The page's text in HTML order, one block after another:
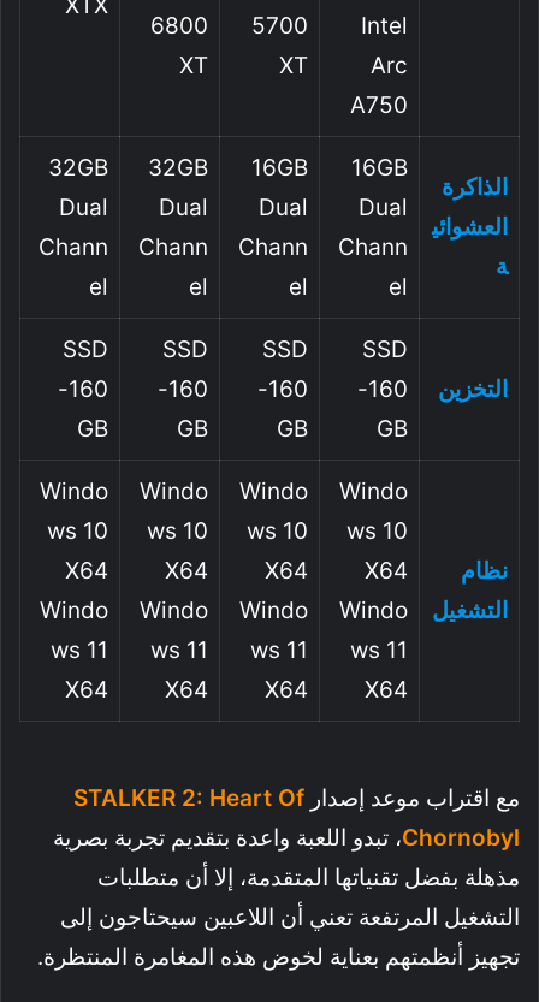
Intel
Arc
A750
5700
XT
6800
XT
الذاكرة
العشوائي
ة
16GB
Dual
Chann
El
16GB
Dual
Chann
El
32GB
Dual
Chann
El
32GB
Dual
Chann
El
التخزين
SSD
-160
GB
SSD
-160
GB
SSD
-160
GB
SSD
-160
GB
نظام
التشغيل
Windo
Ws 10
X64
Windo
Ws 11
X64
Windo
Ws 10
X64
Windo
Ws 11
X64
Windo
Ws 10
X64
Windo
Ws 11
X64
Windo
Ws 10
X64
Windo
Ws 11
X64
مع اقتراب موعد إصدار STALKER 2: Heart Of
Chornobyl، تبدو اللعبة واعدة بتقديم تجربة بصرية
مذهلة بفضل تقنياتها المتقدمة، إلا أن متطلبات
التشغيل المرتفعة تعني أن اللاعبين سيحتاجون إلى
تجهيز أنظمتهم بعناية لخوض هذه المغامرة المنتظرة.